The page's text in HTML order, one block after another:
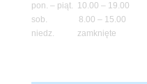
pon. – piąt. 10.00 – 19.00
sob. 8.00 – 15.00
niedz. zamknięte